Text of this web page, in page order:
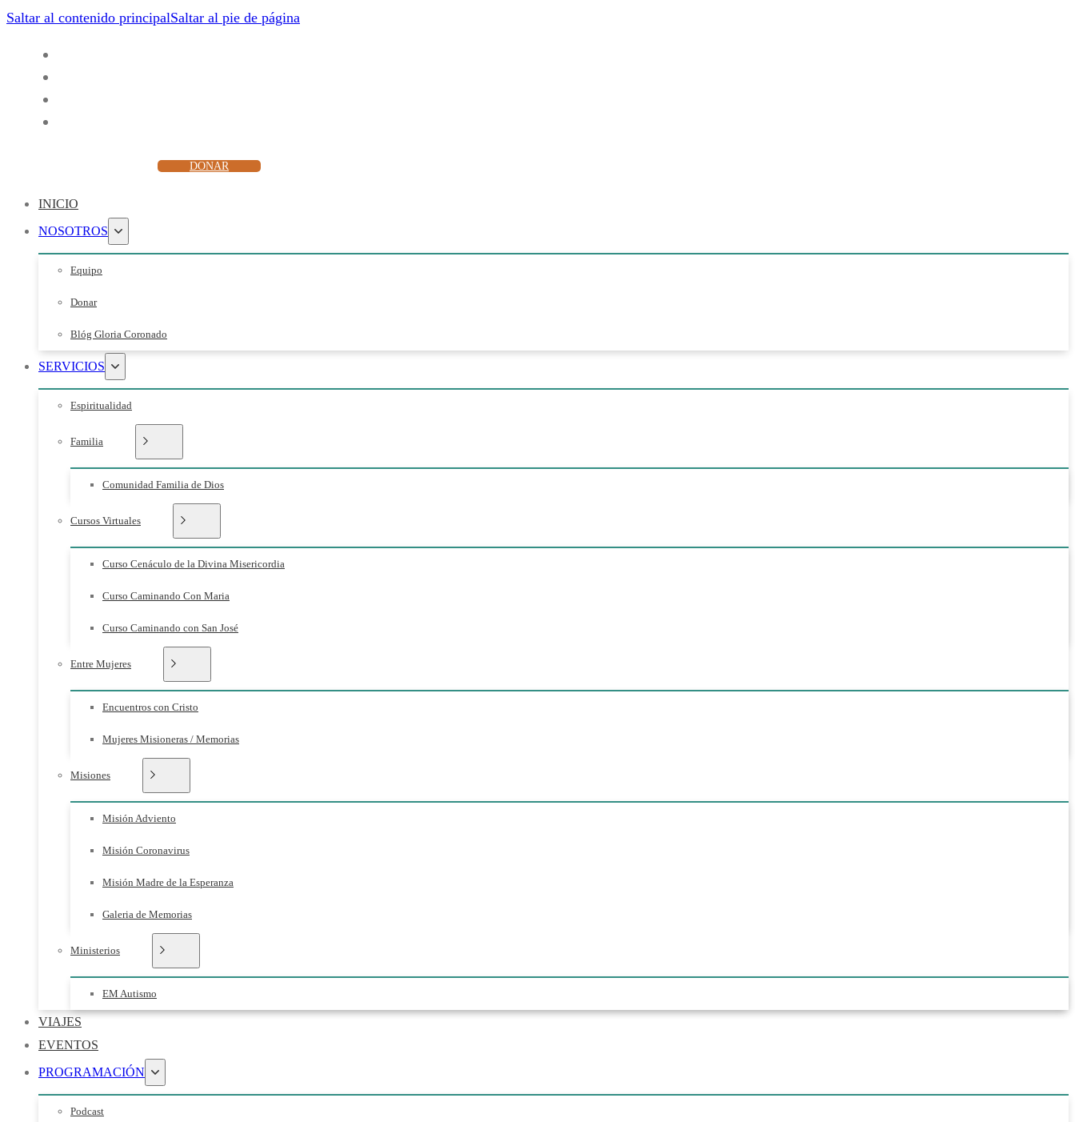
Saltar al contenido principalSaltar al pie de página
DONAR
INICIO
NOSOTROS
Equipo
Donar
Blóg Gloria Coronado
SERVICIOS
Espiritualidad
Familia
Comunidad Familia de Dios
Cursos Virtuales
Curso Cenáculo de la Divina Misericordia
Curso Caminando Con Maria
Curso Caminando con San José
Entre Mujeres
Encuentros con Cristo
Mujeres Misioneras / Memorias
Misiones
Misión Adviento
Misión Coronavirus
Misión Madre de la Esperanza
Galeria de Memorias
Ministerios
EM Autismo
VIAJES
EVENTOS
PROGRAMACIÓN
Podcast